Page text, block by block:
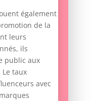
également
de la
leurs
ils
public aux
taux
avec